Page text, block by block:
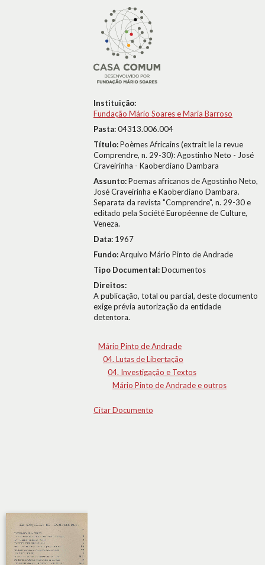
Instituição:
Fundação Mário Soares e Maria Barroso
Pasta:04313.006.004
Título:Poèmes Africains (extrait le la revue
Comprendre, n. 29-30): Agostinho Neto - José
Craveirinha - Kaoberdiano Dambara
Assunto:Poemas africanos de Agostinho Neto,
José Craveirinha e Kaoberdiano Dambara.
Separata da revista "Comprendre", n. 29-30 e
editado pela Société Européenne de Culture,
Veneza.
Data: 1967
Fundo:Arquivo Mário Pinto de Andrade
Tipo Documental:Documentos
Direitos:
A publicação, total ou parcial, deste documento
exige prévia autorização da entidade
detentora.
Mário Pinto de Andrade
04. Lutas de Libertação
04. Investigação e Textos
Mário Pinto de Andrade e outros
Citar Documento